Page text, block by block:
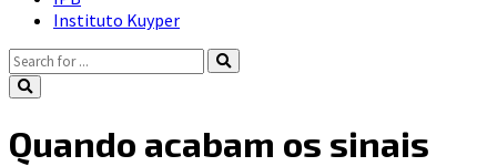
Instituto Kuyper
Quando acabam os sinais